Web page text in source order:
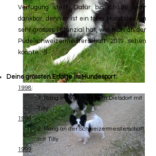
Deine grössten Erfolge im Hundesport:
1998:
7. Rang im AWC-Finale in Dielsdorf mit
Tilly
1998:
2. Rang an der Schweizermeisterschaft
mit Tilly
1999:
Verfügung stellt. Dafür bin ich ihr sehr
dankbar, denn er ist ein toller Hund, der ein
sehr grosses Potenzial hat, wie man an der
Pudelschweizermeisterschaft 2019 sehen
konnte ;-))